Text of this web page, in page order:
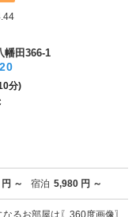
星のうち4
幡田366-1
分)
～ 宿泊 5,980 円 ～
お部屋は〖360度画像〗